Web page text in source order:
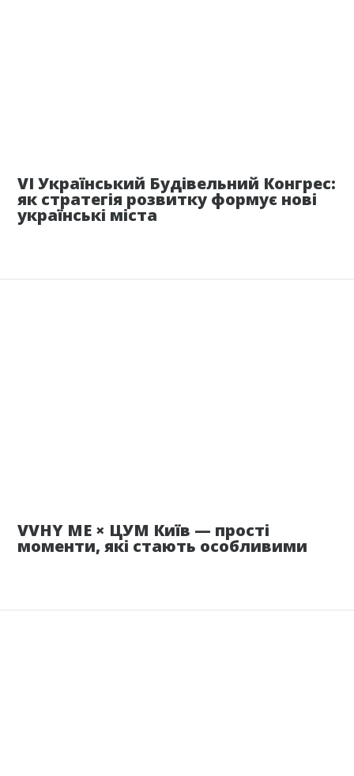
VI Український Будівельний Конгрес:
як стратегія розвитку формує нові
українські міста
VVHY ME × ЦУМ Київ — прості
моменти, які стають особливими